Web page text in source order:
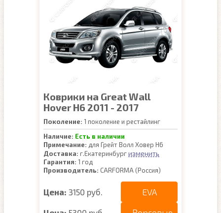
Коврики на Great Wall
Hover H6 2011 - 2017
Поколение: 1 поколение и рестайлинг
Наличие: Есть в наличии
Примечание: для Грейт Волл Ховер Н6
Доставка: г.Екатеринбургизменить
Гарантия: 1 год
Производитель: CARFORMA (Россия)
Цена: 3150 руб. EVA